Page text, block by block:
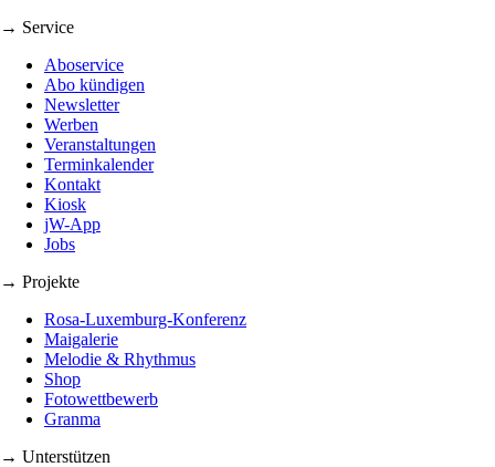
→ Service
Aboservice
Abo kündigen
Newsletter
Werben
Veranstaltungen
Terminkalender
Kontakt
Kiosk
jW-App
Jobs
→ Projekte
Rosa-Luxemburg-Konferenz
Maigalerie
Melodie & Rhythmus
Shop
Fotowettbewerb
Granma
→ Unterstützen